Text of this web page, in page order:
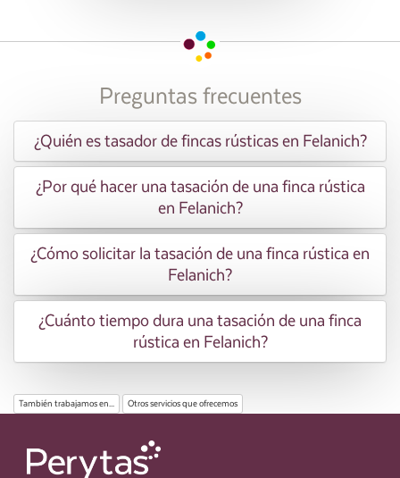
Preguntas frecuentes
¿Quién es tasador de fincas rústicas en Felanich?
¿Por qué hacer una tasación de una finca rústica
en Felanich?
¿Cómo solicitar la tasación de una finca rústica en
Felanich?
¿Cuánto tiempo dura una tasación de una finca
rústica en Felanich?
También trabajamos en... Otros servicios que ofrecemos